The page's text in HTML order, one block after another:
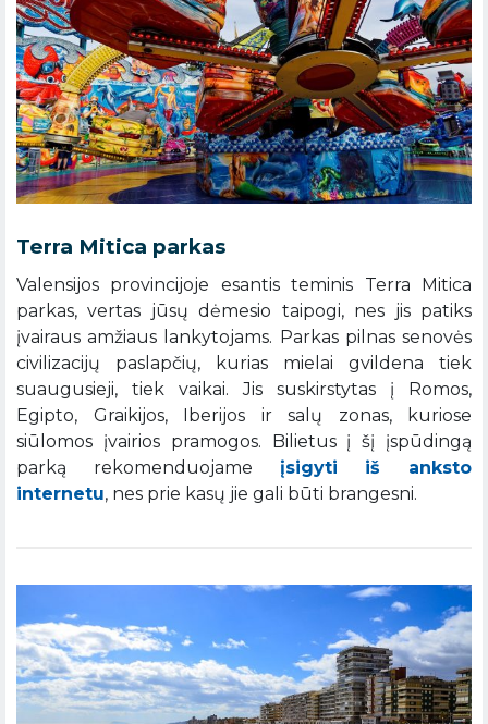
Terra Mitica parkas
Valensijos provincijoje esantis teminis Terra Mitica
parkas, vertas jūsų dėmesio taipogi, nes jis patiks
įvairaus amžiaus lankytojams. Parkas pilnas senovės
civilizacijų paslapčių, kurias mielai gvildena tiek
suaugusieji, tiek vaikai. Jis suskirstytas į Romos,
Egipto, Graikijos, Iberijos ir salų zonas, kuriose
siūlomos įvairios pramogos. Bilietus į šį įspūdingą
parką rekomenduojame įsigyti iš anksto
internetu, nes prie kasų jie gali būti brangesni.